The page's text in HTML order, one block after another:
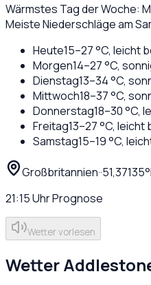
Wärmstes Tag der Woche:
Meiste Niederschläge am
Heute15–27°C, leicht
Morgen14–27°C,
Dienstag13–34°C,
Mittwoch18–37°C,
Donnerstag18–30°C,
Freitag13–27°C, leicht
Samstag15–19°C,
Großbritannien··51,37135
21:15UhrPrognose
Wetter vorlesen
Wetter